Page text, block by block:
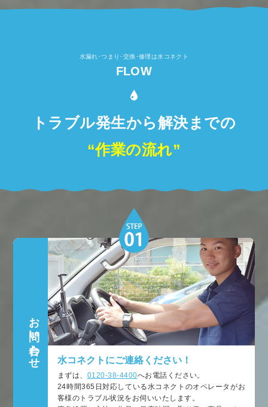
水漏れ･つまり･交換･修理は水コネクト
FLOW
トラブル発生から解決までの
“作業の流れ”
お問い合わせ 水コネクトにご連絡ください！
まずは、 0120-38-4400へお電話ください。
24時間365日対応している水コネクトのオペレータがお
客様のトラブル状況をお伺いいたします。